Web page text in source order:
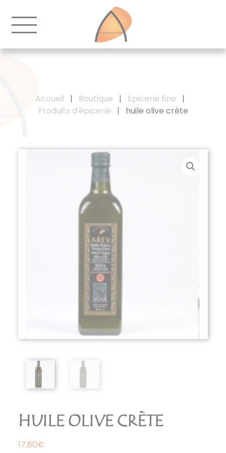
Accueil | Boutique | Epicerie fine
|
Produits d'épicerie
| huile olive crète
HUILE OLIVE CRÈTE
17,80€